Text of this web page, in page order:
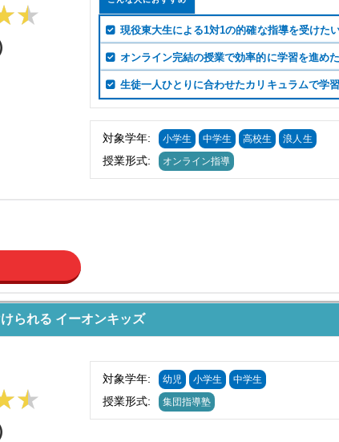
現役東大生による1対1の的確な指導を受けた
オンライン完結の授業で効率的に学習を進め
生徒一人ひとりに合わせたカリキュラムで学
対象学年: 小学生 中学生 高校生 浪人生
授業形式: オンライン指導
られる イーオンキッズ
対象学年: 幼児 小学生 中学生
授業形式: 集団指導塾